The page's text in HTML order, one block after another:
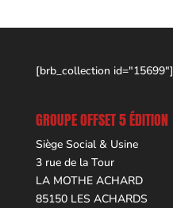
[brb_collection id="15699"]
GROUPE OFFSET 5 ÉDITION
Siège Social & Usine
3 rue de la Tour
LA MOTHE ACHARD
85150 LES ACHARDS